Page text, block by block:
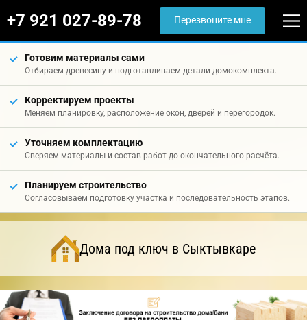
+7 921 027-89-78 Перезвоните мне
Готовим материалы сами
Отбираем древесину и подготавливаем детали домокомплекта.
Корректируем проекты
Меняем планировку, расположение окон, дверей и перегородок.
Уточняем комплектацию
Сверяем материалы и состав работ до окончательного расчёта.
Планируем строительство
Согласовываем подготовку участка и последовательность этапов.
Дома под ключ в Сыктывкаре